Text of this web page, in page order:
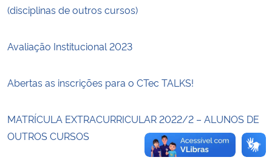
Controladoria-Geral da União
Ministério da Mulher, da Família e dos Direitos Humanos
Gabinete de Segurança Institucional
(disciplinas de outros cursos)
Avaliação Institucional 2023
Abertas as inscrições para o CTec TALKS!
MATRÍCULA EXTRACURRICULAR 2022/2 – ALUNOS DE
OUTROS CURSOS